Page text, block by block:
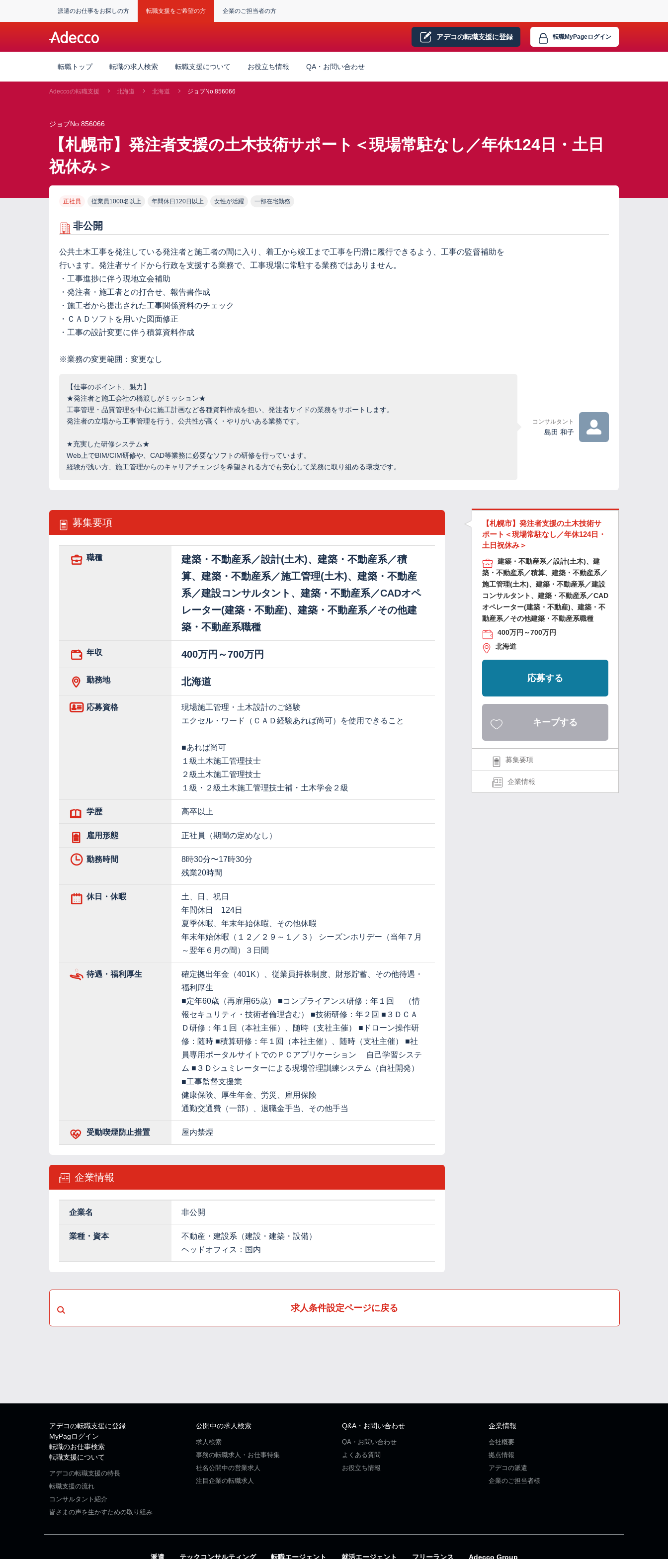
派遣のお仕事をお探しの方 転職支援をご希望の方 企業のご担当者の方
アデコの転職支援に登録 転職MyPageログイン
転職トップ 転職の求人検索 転職支援について お役立ち情報 QA・お問い合わせ
Adeccoの転職支援 北海道 北海道 ジョブNo.856066
ジョブNo.856066
【札幌市】発注者支援の土木技術サポート＜現場常駐なし／年休124日・土日
祝休み＞
正社員 従業員1000名以上 年間休日120日以上 女性が活躍 一部在宅勤務
非公開
公共土木工事を発注している発注者と施工者の間に入り、着工から竣工まで工事を円滑に履行できるよう、工事の監督補助を
行います。発注者サイドから行政を支援する業務で、工事現場に常駐する業務ではありません。
・工事進捗に伴う現地立会補助
・発注者・施工者との打合せ、報告書作成
・施工者から提出された工事関係資料のチェック
・ＣＡＤソフトを用いた図面修正
・工事の設計変更に伴う積算資料作成
※業務の変更範囲：変更なし
【仕事のポイント、魅力】
★発注者と施工会社の橋渡しがミッション★
工事管理・品質管理を中心に施工計画など各種資料作成を担い、発注者サイドの業務をサポートします。
発注者の立場から工事管理を行う、公共性が高く・やりがいある業務です。
★充実した研修システム★
Web上でBIM/CIM研修や、CAD等業務に必要なソフトの研修を行っています。
経験が浅い方、施工管理からのキャリアチェンジを希望される方でも安心して業務に取り組める環境です。
コンサルタント
島田 和子
募集要項
職種
建築・不動産系／設計(土木)、建築・不動産系／積
算、建築・不動産系／施工管理(土木)、建築・不動産
系／建設コンサルタント、建築・不動産系／CADオペ
レーター(建築・不動産)、建築・不動産系／その他建
築・不動産系職種
年収 400万円～700万円
勤務地 北海道
応募資格
現場施工管理・土木設計のご経験
エクセル・ワード（ＣＡＤ経験あれば尚可）を使用できること
■あれば尚可
１級土木施工管理技士
２級土木施工管理技士
１級・２級土木施工管理技士補・土木学会２級
学歴 高卒以上
雇用形態 正社員（期間の定めなし）
勤務時間
8時30分〜17時30分
残業20時間
休日・休暇
土、日、祝日
年間休日 124日
夏季休暇、年末年始休暇、その他休暇
年末年始休暇（１２／２９～１／３） シーズンホリデー（当年７月
～翌年６月の間）３日間
待遇・福利厚生
確定拠出年金（401K）、従業員持株制度、財形貯蓄、その他待遇・
福利厚生
■定年60歳（再雇用65歳） ■コンプライアンス研修：年１回 （情
報セキュリティ・技術者倫理含む） ■技術研修：年２回 ■３ＤＣＡ
Ｄ研修：年１回（本社主催）、随時（支社主催） ■ドローン操作研
修：随時 ■積算研修：年１回（本社主催）、随時（支社主催） ■社
員専用ポータルサイトでのＰＣアプリケーション 自己学習システ
ム ■３Ｄシュミレーターによる現場管理訓練システム（自社開発）
■工事監督支援業
健康保険、厚生年金、労災、雇用保険
通勤交通費（一部）、退職金手当、その他手当
受動喫煙防止措置 屋内禁煙
企業情報
企業名 非公開
業種・資本
不動産・建設系（建設・建築・設備）
ヘッドオフィス：国内
【札幌市】発注者支援の土木技術サ
ポート＜現場常駐なし／年休124日・
土日祝休み＞
建築・不動産系／設計(土木)、建
築・不動産系／積算、建築・不動産系／
施工管理(土木)、建築・不動産系／建設
コンサルタント、建築・不動産系／CAD
オペレーター(建築・不動産)、建築・不
動産系／その他建築・不動産系職種
400万円～700万円
北海道
応募する
キープする
募集要項
企業情報
求人条件設定ページに戻る
アデコの転職支援に登録
MyPagログイン
転職のお仕事検索
転職支援について
アデコの転職支援の特長
転職支援の流れ
コンサルタント紹介
皆さまの声を生かすための取り組み
公開中の求人検索
求人検索
事務の転職求人・お仕事特集
社名公開中の営業求人
注目企業の転職求人
Q&A・お問い合わせ
QA・お問い合わせ
よくある質問
お役立ち情報
企業情報
会社概要
拠点情報
アデコの派遣
企業のご担当者様
派遣 テックコンサルティング 転職エージェント 就活エージェント フリーランス Adecco Group